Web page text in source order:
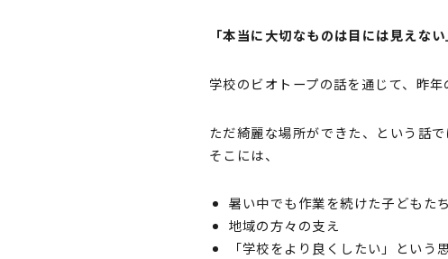
「本当に大切なものは目には見えない
学校のビオトープの話を通じて、昨
ただ綺麗な場所ができた、という話で
そこには、
暑い中でも作業を続けた子どもた
地域の方々の支え
「学校をより良くしたい」という